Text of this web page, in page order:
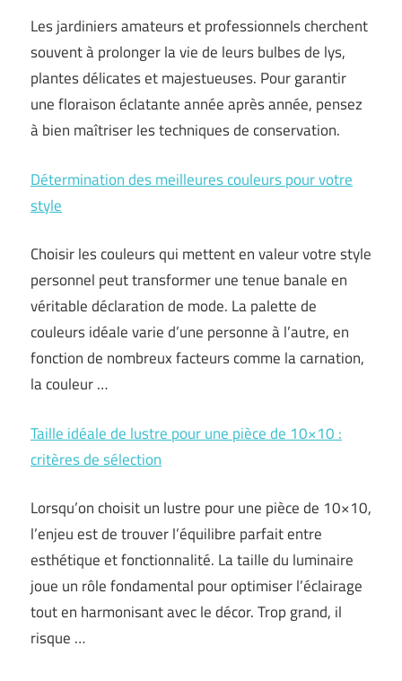
Les jardiniers amateurs et professionnels cherchent
souvent à prolonger la vie de leurs bulbes de lys,
plantes délicates et majestueuses. Pour garantir
une floraison éclatante année après année, pensez
à bien maîtriser les techniques de conservation.
Détermination des meilleures couleurs pour votre
style
Choisir les couleurs qui mettent en valeur votre style
personnel peut transformer une tenue banale en
véritable déclaration de mode. La palette de
couleurs idéale varie d’une personne à l’autre, en
fonction de nombreux facteurs comme la carnation,
la couleur …
Taille idéale de lustre pour une pièce de 10×10 :
critères de sélection
Lorsqu’on choisit un lustre pour une pièce de 10×10,
l’enjeu est de trouver l’équilibre parfait entre
esthétique et fonctionnalité. La taille du luminaire
joue un rôle fondamental pour optimiser l’éclairage
tout en harmonisant avec le décor. Trop grand, il
risque …